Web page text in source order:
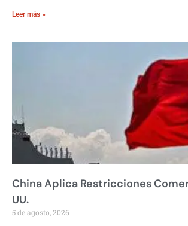
Leer más »
China Aplica Restricciones
UU.
5 de agosto, 2026